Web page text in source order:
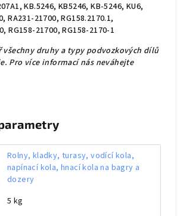
KB.5246, KB5246, KB-5246, KU6,
RA231-21700, RG158.2170.1,
RG158-21700, RG158-2170-1
všechny druhy a typy podvozkových dílů
Pro více informací nás neváhejte
Rolny, kladky, turasy, vodící kola,
napínací kola, hnací kola na bagry a
dozery
5 kg